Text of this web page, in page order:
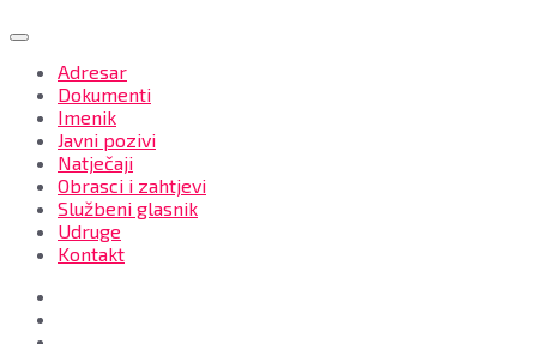
Adresar
Dokumenti
Imenik
Javni pozivi
Natječaji
Obrasci i zahtjevi
Službeni glasnik
Udruge
Kontakt